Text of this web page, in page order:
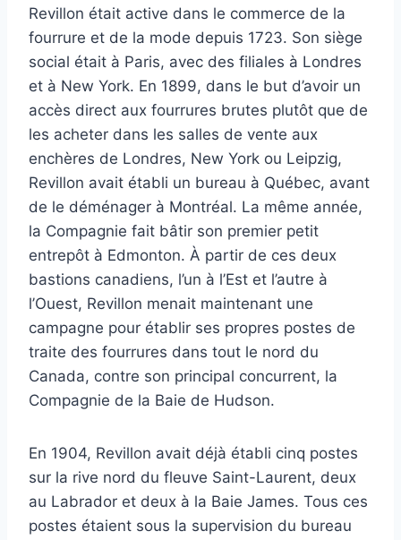
Revillon était active dans le commerce de la
fourrure et de la mode depuis 1723. Son siège
social était à Paris, avec des filiales à Londres
et à New York. En 1899, dans le but d’avoir un
accès direct aux fourrures brutes plutôt que de
les acheter dans les salles de vente aux
enchères de Londres, New York ou Leipzig,
Revillon avait établi un bureau à Québec, avant
de le déménager à Montréal. La même année,
la Compagnie fait bâtir son premier petit
entrepôt à Edmonton. À partir de ces deux
bastions canadiens, l’un à l’Est et l’autre à
l’Ouest, Revillon menait maintenant une
campagne pour établir ses propres postes de
traite des fourrures dans tout le nord du
Canada, contre son principal concurrent, la
Compagnie de la Baie de Hudson.
En 1904, Revillon avait déjà établi cinq postes
sur la rive nord du fleuve Saint-Laurent, deux
au Labrador et deux à la Baie James. Tous ces
postes étaient sous la supervision du bureau